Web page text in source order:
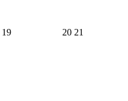
19 20 21